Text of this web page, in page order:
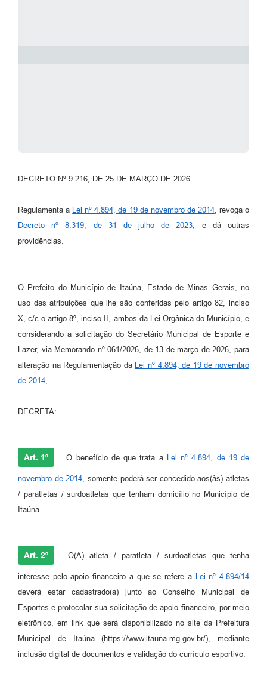
DECRETO Nº 9.216, DE 25 DE MARÇO DE 2026
Regulamenta a Lei nº 4.894, de 19 de novembro de 2014, revoga o
Decreto nº 8.319, de 31 de julho de 2023, e dá outras
providências.
O Prefeito do Município de Itaúna, Estado de Minas Gerais, no
uso das atribuições que lhe são conferidas pelo artigo 82, inciso
X, c/c o artigo 8º, inciso II, ambos da Lei Orgânica do Município, e
considerando a solicitação do Secretário Municipal de Esporte e
Lazer, via Memorando nº 061/2026, de 13 de março de 2026, para
alteração na Regulamentação da Lei nº 4.894, de 19 de novembro
de 2014,
DECRETA:
Art. 1º O benefício de que trata a Lei nº 4.894, de 19 de
novembro de 2014, somente poderá ser concedido aos(às) atletas
/ paratletas / surdoatletas que tenham domicílio no Município de
Itaúna.
Art. 2º O(A) atleta / paratleta / surdoatletas que tenha
interesse pelo apoio financeiro a que se refere a Lei nº 4.894/14
deverá estar cadastrado(a) junto ao Conselho Municipal de
Esportes e protocolar sua solicitação de apoio financeiro, por meio
eletrônico, em link que será disponibilizado no site da Prefeitura
Municipal de Itaúna (https://www.itauna.mg.gov.br/), mediante
inclusão digital de documentos e validação do currículo esportivo.